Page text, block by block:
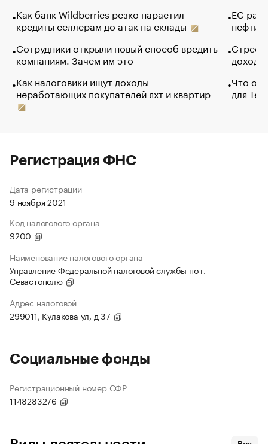
Как банк Wildberries резко нарастил
кредиты селлерам до атак на склады
Сотрудники открыли новый способ вредить
компаниям. Зачем им это
Как налоговики ищут доходы
неработающих покупателей яхт и квартир
ЕС
нефти
Что
для
Регистрация ФНС
Дата регистрации
9 ноября 2021
Код налогового органа
9200
Наименование налогового органа
Управление Федеральной налоговой службы по г.
Севастополю
Адрес налоговой
299011, Кулакова ул, д 37
Социальные фонды
Регистрационный номер СФР
1148283276